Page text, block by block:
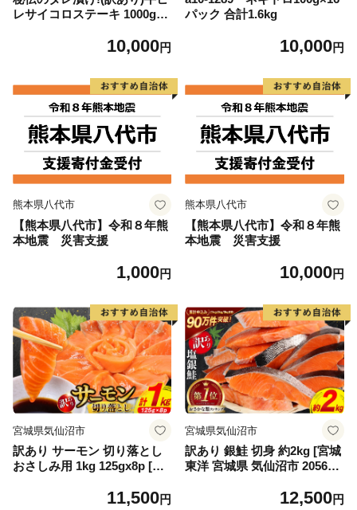
レサイコロステーキ 1000g
10,000円
パック 合計1.6kg
10,000円
熊本県八代市
【熊本県八代市】令和８年熊
本地震 災害支援
1,000円
熊本県八代市
【熊本県八代市】令和８年熊
本地震 災害支援
10,000円
宮城県気仙沼市
訳あり サーモン 切り落とし
おさしみ用 1kg 125gx8p [足
4313] 魚 魚介類 鮭 お刺し身
11,500円
宮城県気仙沼市
訳あり 銀鮭 切身 約2kg [宮城
東洋 宮城県 気仙沼市 205649
格外 不揃い さけ サケ 鮭切身
12,500円